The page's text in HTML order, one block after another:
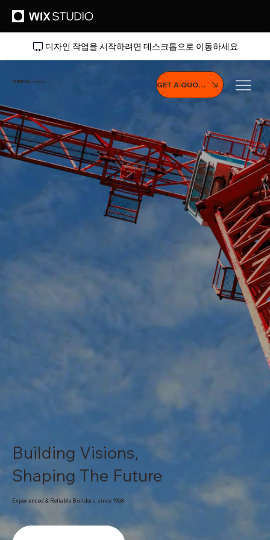
디자인 작업을 시작하려면 데스크톱으로 이동하세요.